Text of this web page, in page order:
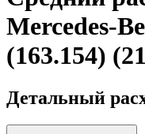
Mercedes-
(163.154)
Детальный